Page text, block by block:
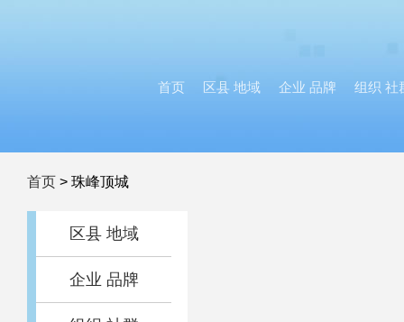
首页 区县 地域 企业 品牌 组织 社
首页 > 珠峰顶城
区县 地域
企业 品牌